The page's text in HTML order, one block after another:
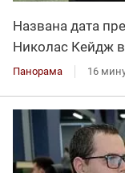
Названа дата
Николас Кейдж
Панорама 16